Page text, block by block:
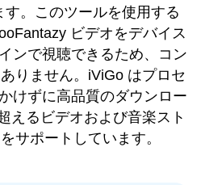
。このツールを使用する
ビデオをデバイス
ンで視聴できるため、コン
りません。iViGo はプロセ
けずに高品質のダウンロー
えるビデオおよび音楽スト
サポートしています。